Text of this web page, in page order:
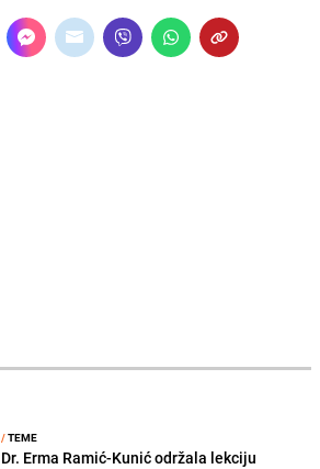
/TEME
Dr. Erma Ramić-Kunić održala lekciju